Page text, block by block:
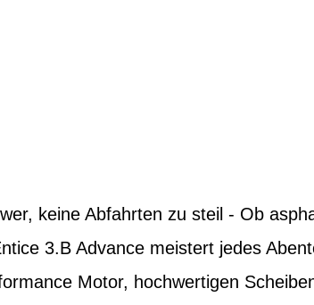
keine Abfahrten zu steil - Ob
3.B Advance meistert jedes
Motor, hochwertigen